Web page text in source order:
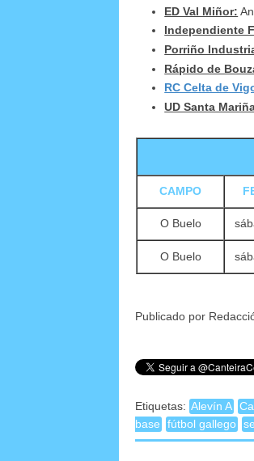
ED Val Miñor:
Independiente
Porriño
Rápido de
RC Celta de
UD Santa
CAMPO
O Buelo
O Buelo
Publicado por
Etiquetas: Alevín A
base
fútbol gallego